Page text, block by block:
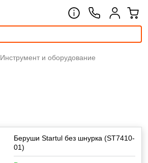
Инструмент и оборудование
Беруши Startul без шнурка (ST7410-
01)